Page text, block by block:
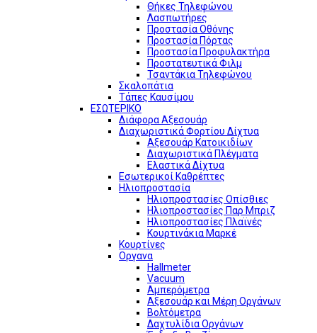
Θήκες Τηλεφώνου
Λασπωτήρες
Προστασία Οθόνης
Προστασία Πόρτας
Προστασία Προφυλακτήρα
Προστατευτικά Φιλμ
Τσαντάκια Τηλεφώνου
Σκαλοπάτια
Τάπες Καυσίμου
ΕΣΩΤΕΡΙΚΟ
Διάφορα Αξεσουάρ
Διαχωριστικά Φορτίου Δίχτυα
Αξεσουάρ Κατοικιδίων
Διαχωριστικά Πλέγματα
Ελαστικά Δίχτυα
Εσωτερικοί Καθρέπτες
Ηλιοπροστασία
Ηλιοπροστασίες Οπίσθιες
Ηλιοπροστασίες Παρ Μπριζ
Ηλιοπροστασίες Πλαϊνές
Κουρτινάκια Μαρκέ
Κουρτίνες
Οργανα
Hallmeter
Vacuum
Αμπερόμετρα
Αξεσουάρ και Μέρη Οργάνων
Βολτόμετρα
Δαχτυλίδια Οργάνων